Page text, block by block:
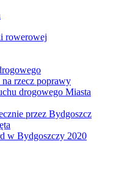
rowerowej
na rzecz poprawy
drogowego Miasta
przez Bydgoszcz
w Bydgoszczy 2020